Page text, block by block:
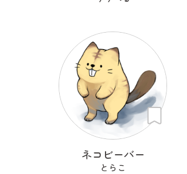
ネコビーバー
とらこ